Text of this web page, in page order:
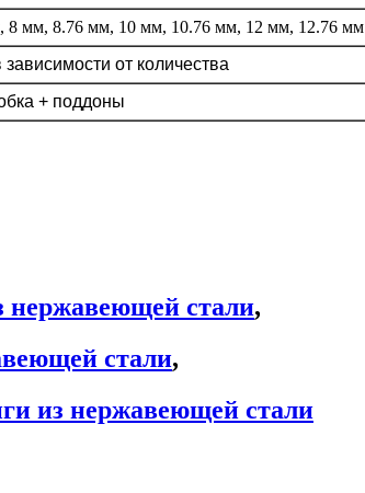
8 мм, 8.76 мм, 10 мм, 10.76 мм, 12 мм, 12.76 мм
от количества
+ поддоны
нержавеющей стали,
стали,
из нержавеющей стали